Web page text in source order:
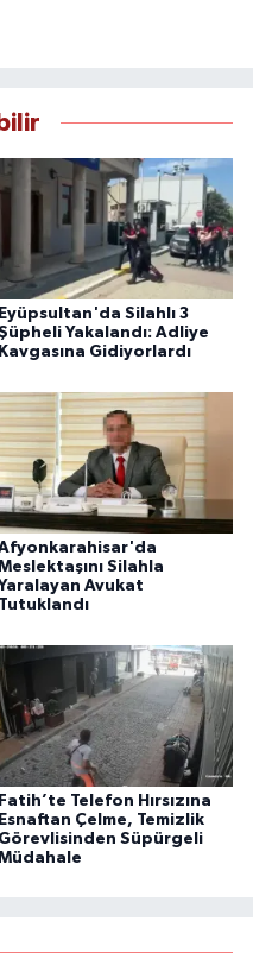
Eyüpsultan'da Silahlı 3
Yakalandı: Adliye
Kavgasına Gidiyorlardı
Silahla
Avukat
Tutuklandı
Fatih’te Telefon Hırsızına
Esnaftan Çelme, Temizlik
Görevlisinden Süpürgeli